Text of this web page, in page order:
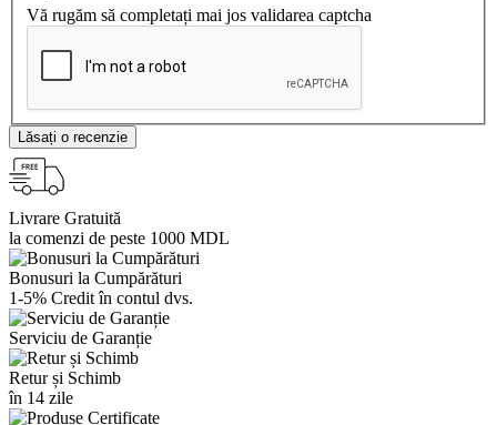
Vă rugăm să completați mai jos validarea captcha
Lăsați o recenzie
Livrare Gratuită
la comenzi de peste 1000 MDL
Bonusuri la Cumpărături
1-5% Credit în contul dvs.
Serviciu de Garanție
Retur și Schimb
în 14 zile